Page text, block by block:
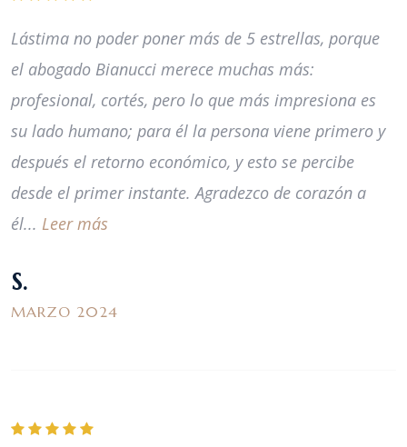
Lástima no poder poner más de 5 estrellas, porque
el abogado Bianucci merece muchas más:
profesional, cortés, pero lo que más impresiona es
su lado humano; para él la persona viene primero y
después el retorno económico, y esto se percibe
desde el primer instante. Agradezco de corazón a
él... Leer más
S.
MARZO 2024